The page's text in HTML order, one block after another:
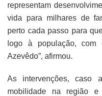
representam
vida para milhares de
perto cada passo para
logo à população,
Azevêdo”, afirmou.
As intervenções, caso
mobilidade na região e